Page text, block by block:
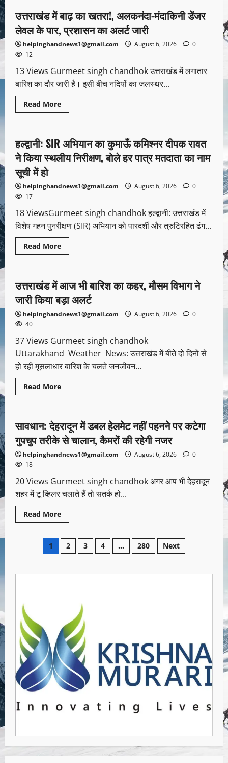
1 minute read
उत्तराखंड में बाढ़ का खतरा!, अलकनंदा-मंदाकिनी डेंजर
लेवल के पार, प्रशासन का अलर्ट जारी
helpinghandnews1@gmail.com August 6, 2026
0
12
13 Views Gurmeet singh chandhok उत्तराखंड में लगातार
बारिश का दौर जारी है। इसी बीच नदियों का जलस्थर...
Read More
1 minute read
Uncategorized
हल्द्वानी: SIR अभियान का कुमाऊँ कमिश्नर दीपक रावत
ने किया स्थलीय निरीक्षण, बोले हर पात्र मतदाता का नाम
सूची में हो
helpinghandnews1@gmail.com August 6, 2026
0
17
18 ViewsGurmeet singh chandhok हल्द्वानी: उत्तराखंड में
विशेष गहन पुनरीक्षण (SIR) अभियान को पारदर्शी और त्रुटिरहित ढंग...
Read More
1 minute read
Uncategorized
उत्तराखंड में आज भी बारिश का कहर, मौसम विभाग ने
जारी किया बड़ा अलर्ट
helpinghandnews1@gmail.com August 6, 2026
0
40
37 Views Gurmeet singh chandhok
Uttarakhand Weather News: उत्तराखंड में बीते दो दिनों से
हो रही मूसलाधार बारिश के चलते जनजीवन...
Read More
1 minute read
Uncategorized
सावधान: देहरादून में डबल हेलमेट नहीं पहनने पर कटेगा
गुपचुप तरीके से चालान, कैमरों की रहेगी नजर
helpinghandnews1@gmail.com August 6, 2026
0
18
20 Views Gurmeet singh chandhok अगर आप भी देहरादून
शहर में टू व्हिलर चलाते हैं तो सतर्क हो...
Read More
1 2 3 4 … 280 Next